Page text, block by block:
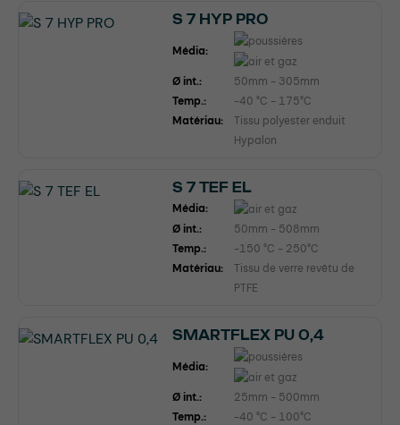
S 7 HYP PRO
Média:
Ø int.:
50mm - 305mm
Temp.:
-40 °C - 175°C
Matériau:
Tissu polyester enduit
Hypalon
S 7 TEF EL
Média:
Ø int.:
50mm - 508mm
Temp.:
-150 °C - 250°C
Matériau:
Tissu de verre revêtu de
PTFE
SMARTFLEX PU 0,4
Média:
Ø int.:
25mm - 500mm
Temp.:
-40 °C - 100°C